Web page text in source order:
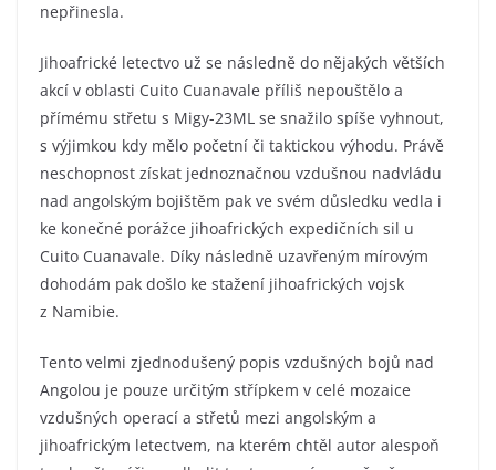
nepřinesla.
Jihoafrické letectvo už se následně do nějakých větších
akcí v oblasti Cuito Cuanavale příliš nepouštělo a
přímému střetu s Migy-23ML se snažilo spíše vyhnout,
s výjimkou kdy mělo početní či taktickou výhodu. Právě
neschopnost získat jednoznačnou vzdušnou nadvládu
nad angolským bojištěm pak ve svém důsledku vedla i
ke konečné porážce jihoafrických expedičních sil u
Cuito Cuanavale. Díky následně uzavřeným mírovým
dohodám pak došlo ke stažení jihoafrických vojsk
z Namibie.
Tento velmi zjednodušený popis vzdušných bojů nad
Angolou je pouze určitým střípkem v celé mozaice
vzdušných operací a střetů mezi angolským a
jihoafrickým letectvem, na kterém chtěl autor alespoň